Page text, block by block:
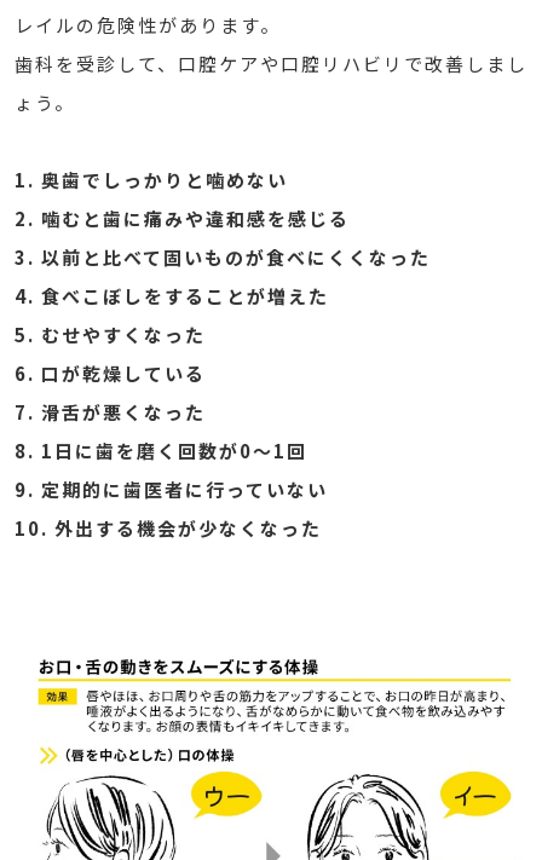
レイルの危険性があります。
歯科を受診して、口腔ケアや口腔リハビリで改善しまし
ょう。
1. 奥歯でしっかりと噛めない
2. 噛むと歯に痛みや違和感を感じる
3. 以前と比べて固いものが食べにくくなった
4. 食べこぼしをすることが増えた
5. むせやすくなった
6. 口が乾燥している
7. 滑舌が悪くなった
8. 1日に歯を磨く回数が0〜1回
9. 定期的に歯医者に行っていない
10. 外出する機会が少なくなった